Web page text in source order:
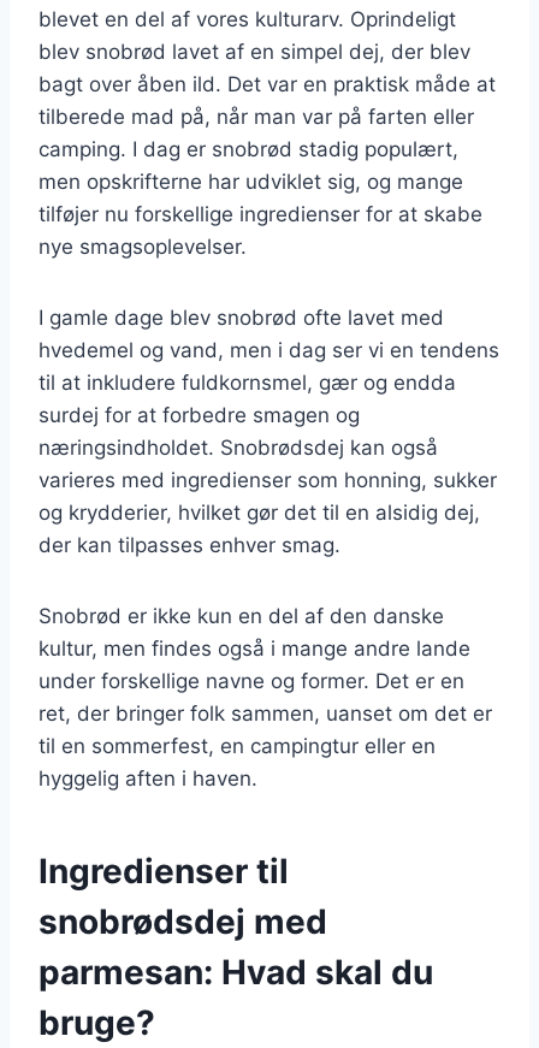
blevet en del af vores kulturarv. Oprindeligt
blev snobrød lavet af en simpel dej, der blev
bagt over åben ild. Det var en praktisk måde at
tilberede mad på, når man var på farten eller
camping. I dag er snobrød stadig populært,
men opskrifterne har udviklet sig, og mange
tilføjer nu forskellige ingredienser for at skabe
nye smagsoplevelser.
I gamle dage blev snobrød ofte lavet med
hvedemel og vand, men i dag ser vi en tendens
til at inkludere fuldkornsmel, gær og endda
surdej for at forbedre smagen og
næringsindholdet. Snobrødsdej kan også
varieres med ingredienser som honning, sukker
og krydderier, hvilket gør det til en alsidig dej,
der kan tilpasses enhver smag.
Snobrød er ikke kun en del af den danske
kultur, men findes også i mange andre lande
under forskellige navne og former. Det er en
ret, der bringer folk sammen, uanset om det er
til en sommerfest, en campingtur eller en
hyggelig aften i haven.
Ingredienser til
snobrødsdej med
parmesan: Hvad skal du
bruge?